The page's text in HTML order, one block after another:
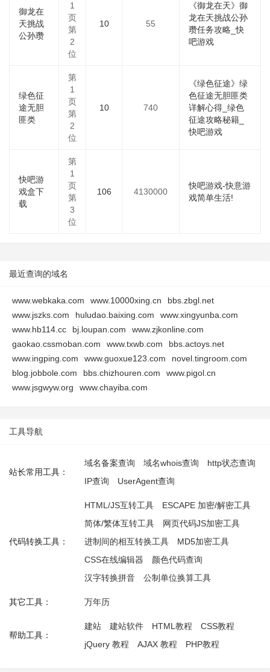
御龙在
天挑战
公孙瓒
1
页
第
2
位
10 55
《御龙在天》御
龙在天挑战公孙
瓒任务攻略_快
吧游戏
绿色征
途无胆
匪类
第
1
页
第
2
位
10 740
《绿色征途》绿
色征途无胆匪类
详解心得_绿色
征途攻略秘籍_
快吧游戏
快吧游
戏盒下
载
第
1
页
第
3
位
106 4130000
快吧游戏-快意游
戏简单生活!
最近查询的域名
www.webkaka.com www.10000xing.cn
bbs.zbgl.net
www.jszks.com
huludao.baixing.com
www.xingyunba.com
www.hb114.cc
bj.loupan.com
www.zjkonline.com
gaokao.cssmoban.com
www.txwb.com
bbs.actoys.net
www.ingping.com
www.guoxue123.com
novel.tingroom.com
blog.jobbole.com
bbs.chizhouren.com
www.pigol.cn
www.jsgwyw.org
www.chayiba.com
工具导航
站长常用工具：
域名备案查询 域名whois查询
http状态查询
IP查询
UserAgent查询
代码转换工具：
HTML/JS互转工具
ESCAPE 加密/解密工具
简体/繁体互转工具
网页代码JS加密工具
进制间的相互转换工具
MD5加密工具
CSS在线编辑器
颜色代码查询
汉字转换拼音
公制单位换算工具
其它工具： 万年历
帮助工具：
建站 建站软件 HTML教程
CSS教程
jQuery 教程
AJAX 教程 PHP教程